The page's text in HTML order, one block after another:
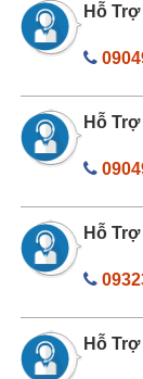
Hỗ
Hỗ
Hỗ
Hỗ